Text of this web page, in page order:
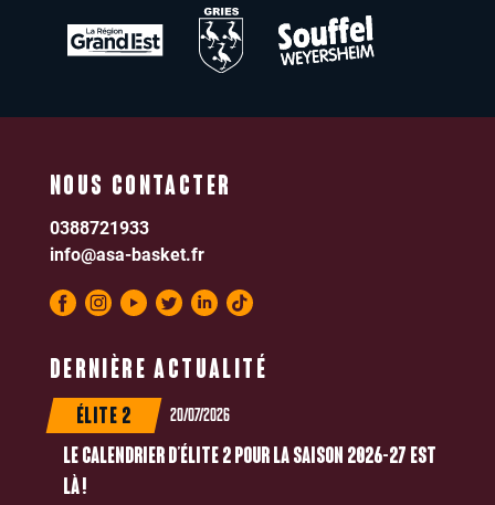
DERNIÈRE ACTUALITÉ
ÉLITE 2 20/07/2026
LE CALENDRIER D’ÉLITE 2 POUR LA SAISON 2026-27 EST
LÀ !
NOUS CONTACTER
0388721933
info@asa-basket.fr